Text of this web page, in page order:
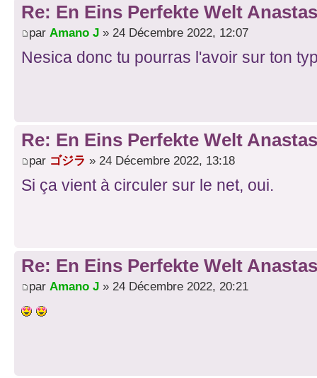
Re: En Eins Perfekte Welt
par Amano J » 24 Décembre 2022, 12:07
Nesica donc tu pourras l'avoir sur ton
Re: En Eins Perfekte Welt
par ゴジラ » 24 Décembre 2022, 13:18
Si ça vient à circuler sur le net, oui.
Re: En Eins Perfekte Welt
par Amano J » 24 Décembre 2022, 20:21